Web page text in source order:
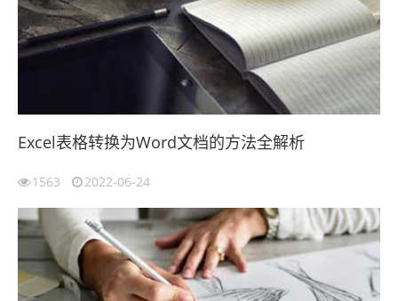
Excel表格转换为Word文档的方法全解析
1563 2022-06-24